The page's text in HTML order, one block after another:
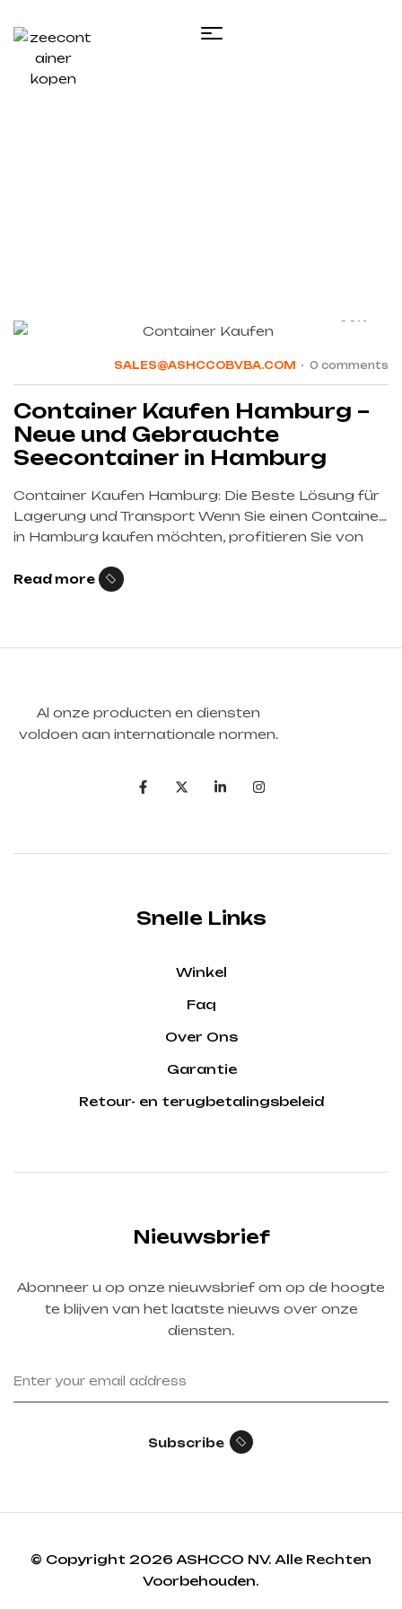
SALES@ASHCCOBVBA.COM 0 comments
Container Kaufen Hamburg –
Neue und Gebrauchte
Seecontainer in Hamburg
Container Kaufen Hamburg: Die Beste Lösung für
Lagerung und Transport Wenn Sie einen Container
in Hamburg kaufen möchten, profitieren Sie von
Deutschlands größter Hafen bietet Hamburg eine
Read more
Al onze producten en diensten
voldoen aan internationale normen.
Snelle Links
Winkel
Faq
Over Ons
Garantie
Retour- en terugbetalingsbeleid
Nieuwsbrief
Abonneer u op onze nieuwsbrief om op de hoogte
te blijven van het laatste nieuws over onze
diensten.
Subscribe
© Copyright 2026 ASHCCO NV. Alle Rechten
Voorbehouden.